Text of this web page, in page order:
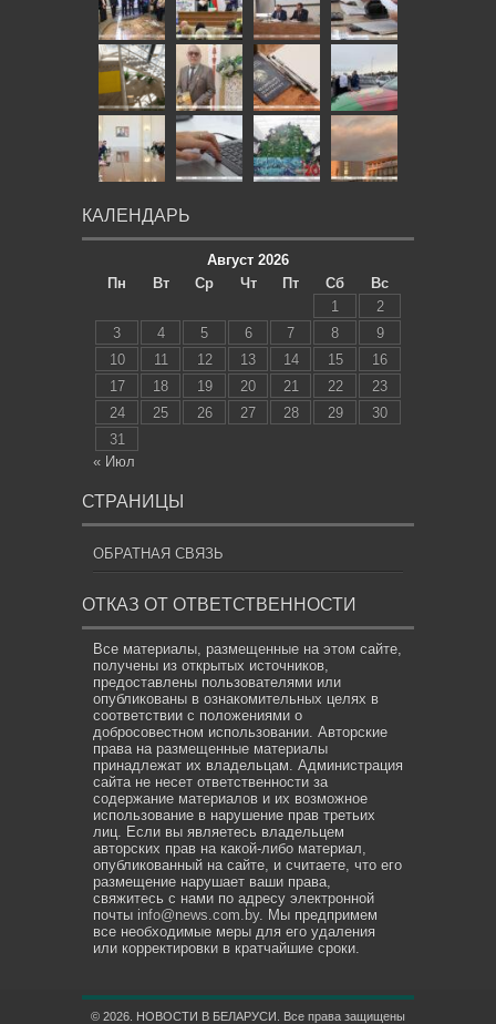
КАЛЕНДАРЬ
Август 2026
Пн
Вт Ср Чт Пт Сб
Вс
1
2
3
4 5 6 7 8
9
10
11 12 13 14 15
16
17
18 19 20 21 22
23
24
25 26 27 28 29
30
31
« Июл
СТРАНИЦЫ
ОБРАТНАЯ СВЯЗЬ
ОТКАЗ ОТ ОТВЕТСТВЕННОСТИ
Все материалы, размещенные на этом сайте,
получены из открытых источников,
предоставлены пользователями или
опубликованы в ознакомительных целях в
соответствии с положениями о
добросовестном использовании. Авторские
права на размещенные материалы
принадлежат их владельцам. Администрация
сайта не несет ответственности за
содержание материалов и их возможное
использование в нарушение прав третьих
лиц. Если вы являетесь владельцем
авторских прав на какой-либо материал,
опубликованный на сайте, и считаете, что его
размещение нарушает ваши права,
свяжитесь с нами по адресу электронной
почты info@news.com.by. Мы предпримем
все необходимые меры для его удаления
или корректировки в кратчайшие сроки.
© 2026. НОВОСТИ В БЕЛАРУСИ. Все права защищены